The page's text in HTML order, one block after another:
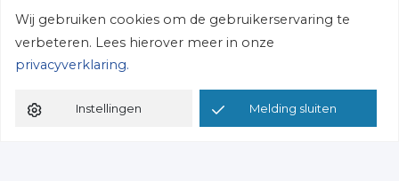
Wij gebruiken cookies om de gebruikerservaring te
verbeteren. Lees hierover meer in onze
privacyverklaring.
Melding sluiten
Instellingen